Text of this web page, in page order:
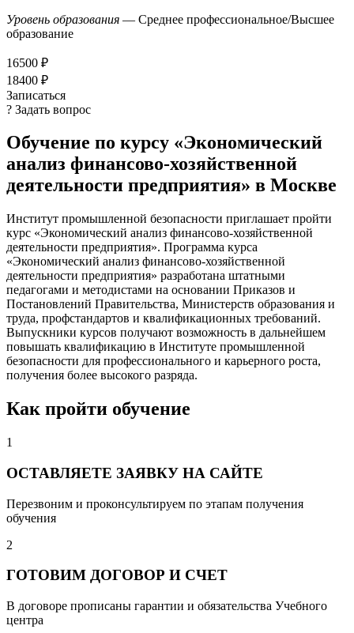
Уровень образования — Среднее профессиональное/Высшее
образование
16500 ₽
18400 ₽
Записаться
? Задать вопрос
Обучение по курсу «Экономический
анализ финансово-хозяйственной
деятельности предприятия» в Москве
Институт промышленной безопасности приглашает пройти
курс «Экономический анализ финансово-хозяйственной
деятельности предприятия». Программа курса
«Экономический анализ финансово-хозяйственной
деятельности предприятия» разработана штатными
педагогами и методистами на основании Приказов и
Постановлений Правительства, Министерств образования и
труда, профстандартов и квалификационных требований.
Выпускники курсов получают возможность в дальнейшем
повышать квалификацию в Институте промышленной
безопасности для профессионального и карьерного роста,
получения более высокого разряда.
Как пройти обучение
1
ОСТАВЛЯЕТЕ ЗАЯВКУ НА САЙТЕ
Перезвоним и проконсультируем по этапам получения
обучения
2
ГОТОВИМ ДОГОВОР И СЧЕТ
В договоре прописаны гарантии и обязательства Учебного
центра